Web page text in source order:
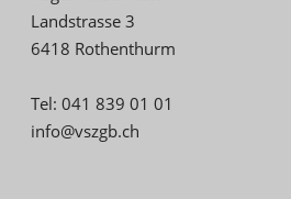
Landstrasse 3
6418 Rothenthurm
Tel: 041 839 01 01
info@vszgb.ch